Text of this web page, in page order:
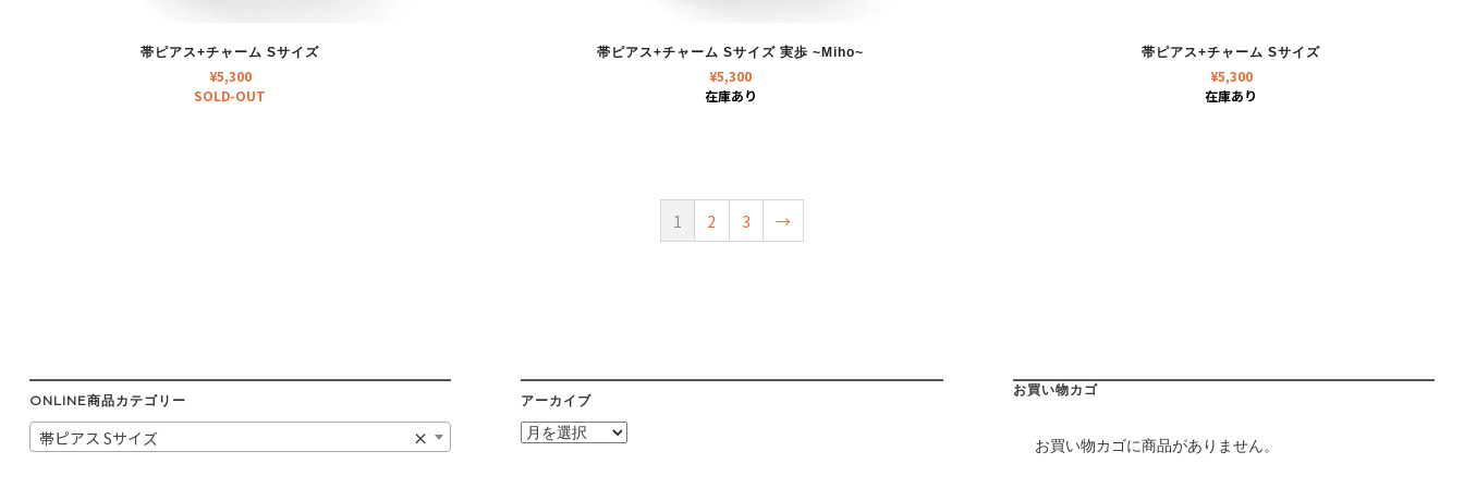
帯ピアス+チャーム Sサイズ
¥5,300
SOLD-OUT
帯ピアス+チャーム Sサイズ 実歩 ~Miho~
¥5,300
在庫あり
帯ピアス+チャーム Sサイズ
¥5,300
在庫あり
1 2 3 →
ONLINE商品カテゴリー
×
帯ピアス Sサイズ
アーカイブ
ア
ー
お買い物カゴ
お買い物カゴに商品がありません。